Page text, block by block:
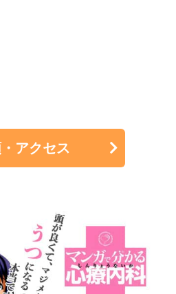
アクセス